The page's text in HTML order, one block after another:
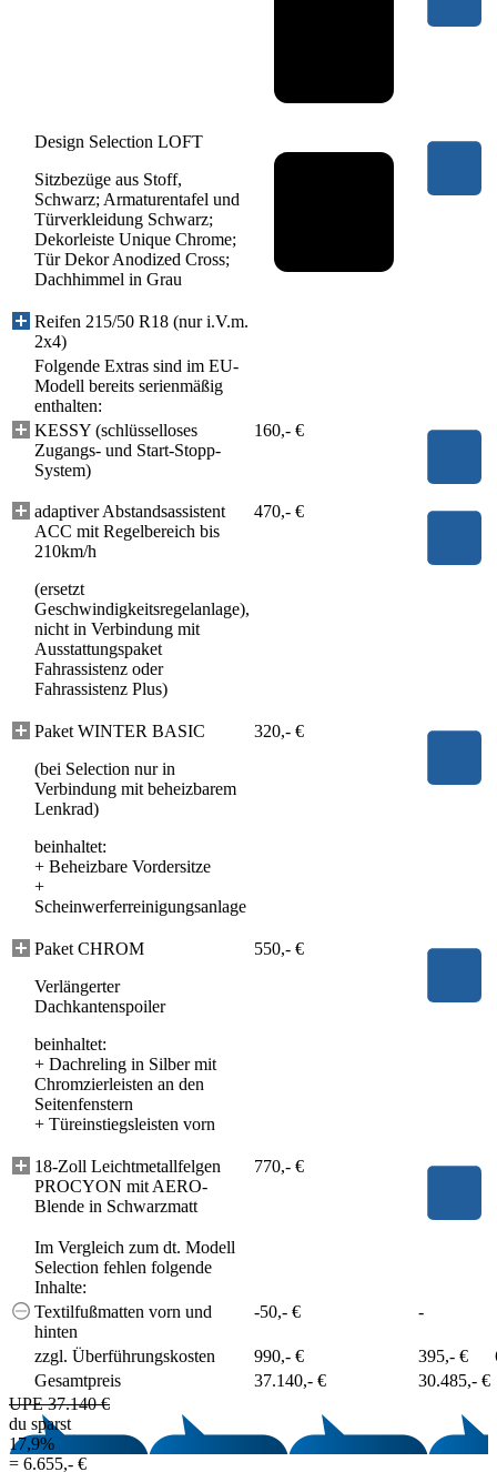
Design Selection LOFT
Sitzbezüge aus Stoff,
Schwarz; Armaturentafel und
Türverkleidung Schwarz;
Dekorleiste Unique Chrome;
Tür Dekor Anodized Cross;
Dachhimmel in Grau
Reifen 215/50 R18 (nur i.V.m.
2x4)
Folgende Extras sind im EU-
Modell bereits serienmäßig
enthalten:
KESSY (schlüsselloses
Zugangs- und Start-Stopp-
System)
160,- €
adaptiver Abstandsassistent
ACC mit Regelbereich bis
210km/h
(ersetzt
Geschwindigkeitsregelanlage),
nicht in Verbindung mit
Ausstattungspaket
Fahrassistenz oder
Fahrassistenz Plus)
470,- €
Paket WINTER BASIC
(bei Selection nur in
Verbindung mit beheizbarem
Lenkrad)
beinhaltet:
+ Beheizbare Vordersitze
+
Scheinwerferreinigungsanlage
320,- €
Paket CHROM
Verlängerter
Dachkantenspoiler
beinhaltet:
+ Dachreling in Silber mit
Chromzierleisten an den
Seitenfenstern
+ Türeinstiegsleisten vorn
550,- €
18-Zoll Leichtmetallfelgen
PROCYON mit AERO-
Blende in Schwarzmatt
770,- €
Im Vergleich zum dt. Modell
Selection fehlen folgende
Inhalte:
Textilfußmatten vorn und
hinten
-50,- € -
zzgl. Überführungskosten 990,- € 395,- €
Gesamtpreis
37.140,- €
30.485,- €
UPE 37.140 €
du sparst
17,9%
= 6.655,- €